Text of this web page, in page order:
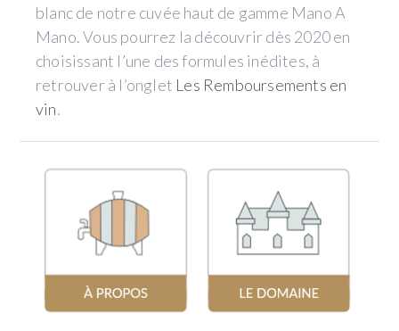
blanc de notre cuvée haut de gamme Mano A
Mano. Vous pourrez la découvrir dès 2020 en
choisissant l’une des formules inédites, à
retrouver à l’onglet Les Remboursements en
vin.